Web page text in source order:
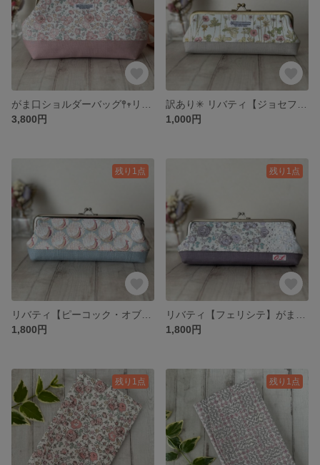
3,800円
1,000円
残り1点
1,800円
残り1点
1,800円
残り1点 残り1点